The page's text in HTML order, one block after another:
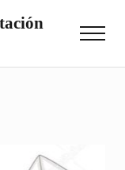
Menu